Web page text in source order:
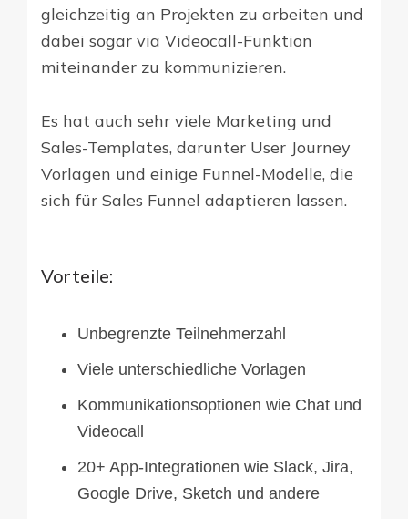
gleichzeitig an Projekten zu arbeiten und
dabei sogar via Videocall-Funktion
miteinander zu kommunizieren.
Es hat auch sehr viele Marketing und
Sales-Templates, darunter User Journey
Vorlagen und einige Funnel-Modelle, die
sich für Sales Funnel adaptieren lassen.
Vorteile:
Unbegrenzte Teilnehmerzahl
Viele unterschiedliche Vorlagen
Kommunikationsoptionen wie Chat und
Videocall
20+ App-Integrationen wie Slack, Jira,
Google Drive, Sketch und andere